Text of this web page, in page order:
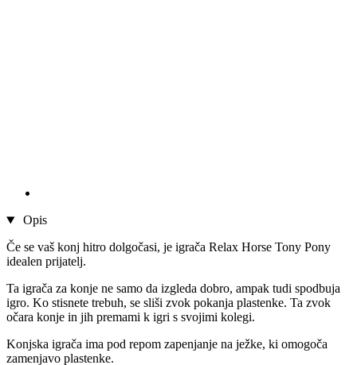
Opis
Če se vaš konj hitro dolgočasi, je igrača Relax Horse Tony Pony
idealen prijatelj.
Ta igrača za konje ne samo da izgleda dobro, ampak tudi spodbuja
igro. Ko stisnete trebuh, se sliši zvok pokanja plastenke. Ta zvok
očara konje in jih premami k igri s svojimi kolegi.
Konjska igrača ima pod repom zapenjanje na ježke, ki omogoča
zamenjavo plastenke.